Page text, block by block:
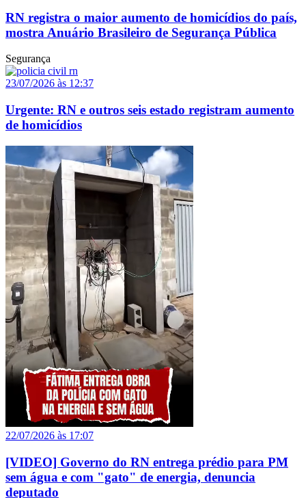
RN registra o maior aumento de homicídios do país,
mostra Anuário Brasileiro de Segurança Pública
Segurança
23/07/2026 às 12:37
Urgente: RN e outros seis estado registram aumento
de homicídios
22/07/2026 às 17:07
[VIDEO] Governo do RN entrega prédio para PM
sem água e com "gato" de energia, denuncia
deputado